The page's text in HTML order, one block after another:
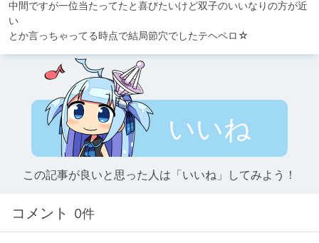
中間ですが一位当たってたと喜びたいけど双子のいいなりの方が近
い
とか言っちゃってる時点で結局節穴でしたテヘペロ☆
いいね
この記事が良いと思った人は「いいね」してみよう！
コメント 0件